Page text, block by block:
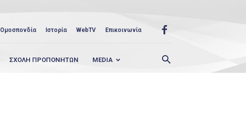
Ομοσπονδία Ιστορία WebTV Επικοινωνία
ΣΧΟΛΗ ΠΡΟΠΟΝΗΤΩΝ MEDIA